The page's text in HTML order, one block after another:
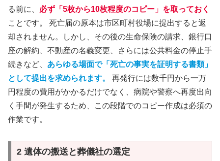
る前に、 必ず「5枚から10枚程度のコピー」を取っておく
ことです。 死亡届の原本は市区町村役場に提出すると返
却されません。しかし、その後の生命保険の請求、銀行口
座の解約、不動産の名義変更、さらには公共料金の停止手
続きなど、 あらゆる場面で「死亡の事実を証明する書類」
として提出を求められます。
再発行には数千円から一万
円程度の費用がかかるだけでなく、病院や警察へ再度出向
く手間が発生するため、この段階でのコピー作成は必須の
作業です。
2 遺体の搬送と葬儀社の選定